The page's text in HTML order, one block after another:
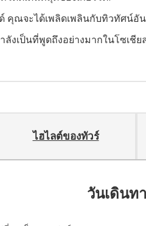
คุณจะได้เพลิดเพลินกับทิวทัศน์อั
ำลังเป็นที่พูดถึงอย่างมากในโซเ
ไฮไลต์ของทัวร์
วันเดินท